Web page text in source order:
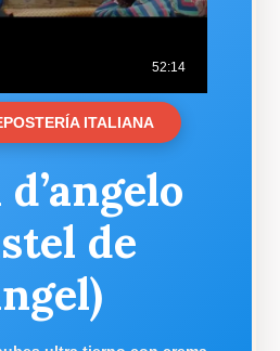
ITALIANA
de